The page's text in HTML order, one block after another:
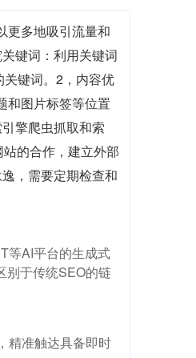
更多地吸引流量和
键词：利用关键词
键词。2，内容优
和图片标签等位置
擎爬虫抓取和索
的合作，建立外部
，需要定期检查和
等AI平台的生成式
别于传统SEO的链
精准触达具备即时